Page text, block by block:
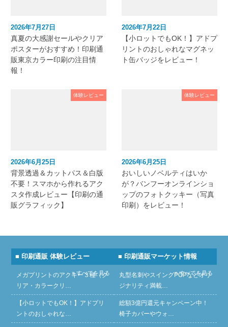
2026年7月27日
真夏の大感謝セールやクリア
ポスターがおすすめ！印刷通
販東京カラー印刷の注目情
報！
2026年7月22日
【小ロットでもOK！】アドプ
リントのおしゃれなマグネッ
ト缶バッジをレビュー！
体験レビュー
2026年6月25日
背景透過＆カットパス＆白版
不要！スマホから作れるアク
スタ作成レビュー【印刷の通
販グラフィック】
体験レビュー
2026年6月25日
おいしいノベルティはいか
が？バンフーオンラインショ
ップのフォトクッキー（写真
印刷）をレビュー！
■ 印刷通販 体験レビュー
» すべてを見る
メガプリントのアクキー３種（ク
リア・カラークリ…
【小ロットでもOK！】アドプリ
ントのおしゃれな…
■ 印刷通販マーケット情報
» すべてを見る
丸型名刺やスイングPOPなどオリ
ジナリティ満載…
総額3億円還元キャンペーン中！
椅子カバーやウォ…